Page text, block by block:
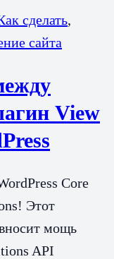
сделать,
сайта
View
Core
Этот
мощь
API